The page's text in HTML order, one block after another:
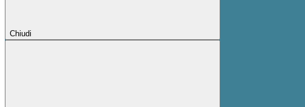
Chiudi